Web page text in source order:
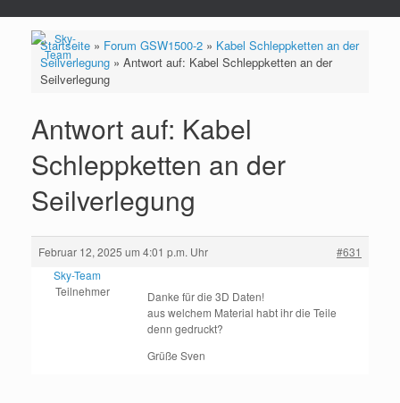
Startseite» Forum GSW1500-2» Kabel Schleppketten an der
Seilverlegung» Antwort auf: Kabel Schleppketten an der
Seilverlegung
Antwort auf: Kabel
Schleppketten an der
Seilverlegung
Februar 12, 2025 um 4:01 p.m. Uhr
#631
Sky-Team
Teilnehmer
Danke für die 3D Daten!
aus welchem Material habt ihr die Teile
denn gedruckt?
Grüße Sven